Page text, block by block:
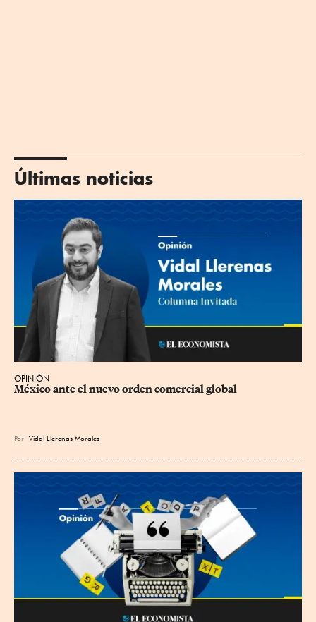
Últimas noticias
OPINIÓN
México ante el nuevo orden comercial global
Por Vidal Llerenas Morales